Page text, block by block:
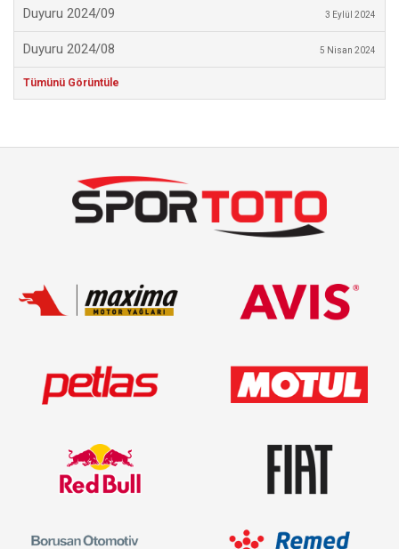
Duyuru 2024/09 3 Eylül 2024
Duyuru 2024/08 5 Nisan 2024
Tümünü Görüntüle